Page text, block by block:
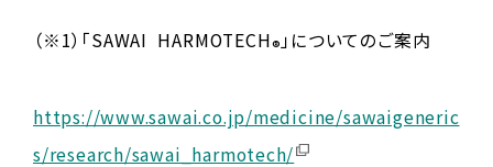
（※1）「SAWAI HARMOTECH®」についてのご案内
https://www.sawai.co.jp/medicine/sawaigeneric
s/research/sawai_harmotech/